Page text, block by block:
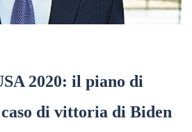
2020: il piano di
di vittoria di Biden